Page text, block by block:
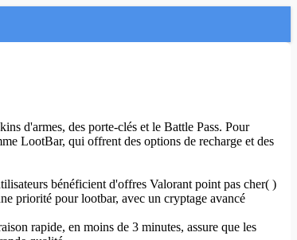
d'armes, des porte-clés et le Battle Pass. Pour
LootBar, qui offrent des options de recharge et des
bénéficient d'offres Valorant point pas cher( )
priorité pour lootbar, avec un cryptage avancé
rapide, en moins de 3 minutes, assure que les